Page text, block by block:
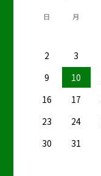
日 月
2
3
9
10
16
17
23
24
30
31